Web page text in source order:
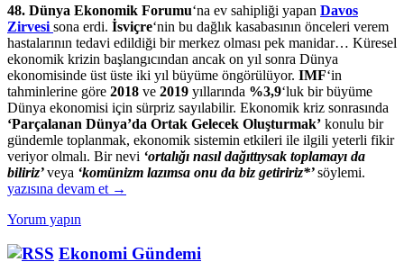
48. Dünya Ekonomik Forumu‘na ev sahipliği yapan Davos
Zirvesi sona erdi. İsviçre‘nin bu dağlık kasabasının önceleri verem
hastalarının tedavi edildiği bir merkez olması pek manidar… Küresel
ekonomik krizin başlangıcından ancak on yıl sonra Dünya
ekonomisinde üst üste iki yıl büyüme öngörülüyor. IMF‘in
tahminlerine göre 2018 ve 2019 yıllarında %3,9‘luk bir büyüme
Dünya ekonomisi için sürpriz sayılabilir. Ekonomik kriz sonrasında
‘Parçalanan Dünya’da Ortak Gelecek Oluşturmak’ konulu bir
gündemle toplanmak, ekonomik sistemin etkileri ile ilgili yeterli fikir
veriyor olmalı. Bir nevi ‘ortalığı nasıl dağıttıysak toplamayı da
biliriz’veya ‘komünizm lazımsa onu da biz getiririz*’söylemi.
yazısına devam et →
Yorum yapın
Ekonomi Gündemi